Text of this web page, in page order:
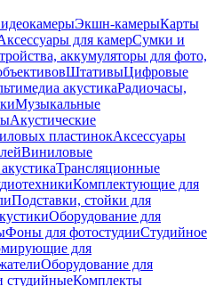
Экшн-камерыКарты
для камерСумки и
аккумуляторы для фото,
ШтативыЦифровые
акустикаРадиочасы,
Музыкальные
Акустические
пластинокАксессуары
Виниловые
Трансляционные
Комплектующие для
Подставки, стойки для
Оборудование для
Фоны для фотостудииСтудийное
для
Оборудование для
Комплекты